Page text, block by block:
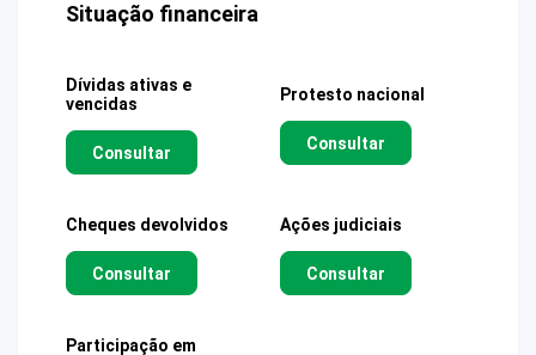
Situação financeira
Dívidas ativas e
vencidas
Consultar
Protesto nacional
Consultar
Cheques devolvidos
Consultar
Ações judiciais
Consultar
Participação em